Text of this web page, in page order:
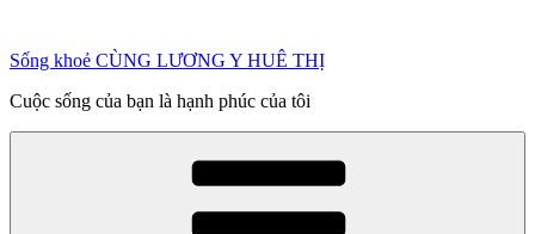
phần
dung
Sống khoẻ CÙNG LƯƠNG Y HUÊ THỊ
Cuộc sống của bạn là hạnh phúc của tôi